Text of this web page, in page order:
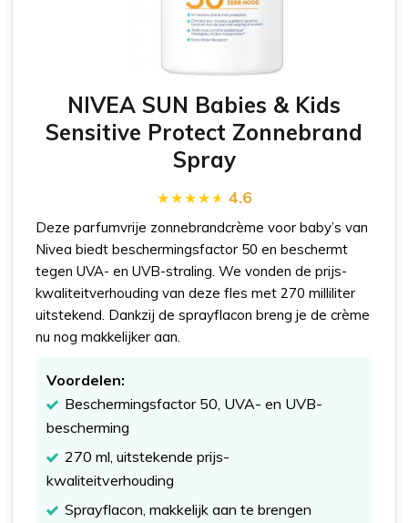
NIVEA SUN Babies & Kids
Sensitive Protect Zonnebrand
Spray
4.6
Deze parfumvrije zonnebrandcrème voor baby’s van
Nivea biedt beschermingsfactor 50 en beschermt
tegen UVA- en UVB-straling. We vonden de prijs-
kwaliteitverhouding van deze fles met 270 milliliter
uitstekend. Dankzij de sprayflacon breng je de crème
nu nog makkelijker aan.
Voordelen:
Beschermingsfactor 50, UVA- en UVB-
bescherming
270 ml, uitstekende prijs-
kwaliteitverhouding
Sprayflacon, makkelijk aan te brengen